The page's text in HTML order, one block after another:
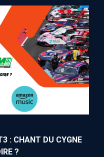
: CHANT DU CYGNE
?